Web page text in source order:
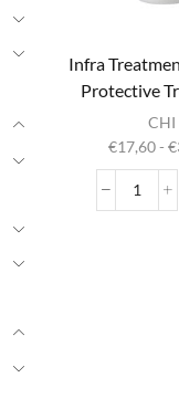
Infra
Protective
CHI
€17,60- €
Infra
heeft
meerdere
optie kan